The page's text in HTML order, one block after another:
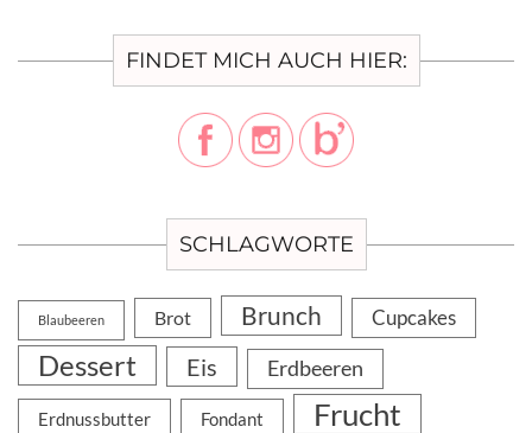
FINDET MICH AUCH HIER:
SCHLAGWORTE
Blaubeeren Brot Brunch Cupcakes
Dessert Eis Erdbeeren
Erdnussbutter Fondant Frucht